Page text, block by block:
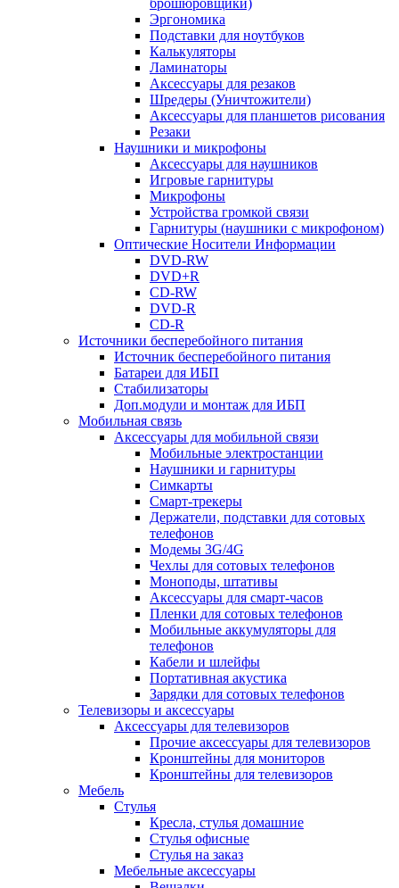
брошюровщики)
Эргономика
Подставки для ноутбуков
Калькуляторы
Ламинаторы
Аксессуары для резаков
Шредеры (Уничтожители)
Аксессуары для планшетов рисования
Резаки
Наушники и микрофоны
Аксессуары для наушников
Игровые гарнитуры
Микрофоны
Устройства громкой связи
Гарнитуры (наушники с микрофоном)
Оптические Носители Информации
DVD-RW
DVD+R
CD-RW
DVD-R
CD-R
Источники бесперебойного питания
Источник бесперебойного питания
Батареи для ИБП
Стабилизаторы
Доп.модули и монтаж для ИБП
Мобильная связь
Аксессуары для мобильной связи
Мобильные электростанции
Наушники и гарнитуры
Симкарты
Смарт-трекеры
Держатели, подставки для сотовых
телефонов
Модемы 3G/4G
Чехлы для сотовых телефонов
Моноподы, штативы
Аксессуары для смарт-часов
Пленки для сотовых телефонов
Мобильные аккумуляторы для
телефонов
Кабели и шлейфы
Портативная акустика
Зарядки для сотовых телефонов
Телевизоры и аксессуары
Аксессуары для телевизоров
Прочие аксессуары для телевизоров
Кронштейны для мониторов
Кронштейны для телевизоров
Мебель
Стулья
Кресла, стулья домашние
Стулья офисные
Стулья на заказ
Мебельные аксессуары